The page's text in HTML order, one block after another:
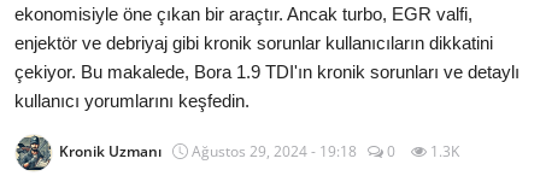
Trafik & Cezalar
Sigorta & Kasko
Vergi & ÖTV & MTV
ekonomisiyle öne çıkan bir araçtır. Ancak turbo, EGR valfi,
enjektör ve debriyaj gibi kronik sorunlar kullanıcıların dikkatini
çekiyor. Bu makalede, Bora 1.9 TDI'ın kronik sorunları ve detaylı
kullanıcı yorumlarını keşfedin.
Kronik Uzmanı Ağustos 29, 2024 - 19:18 0 1.3K